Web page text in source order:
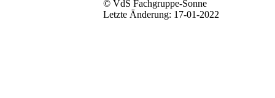
© VdS Fachgruppe-Sonne
Letzte Änderung: 17-01-2022